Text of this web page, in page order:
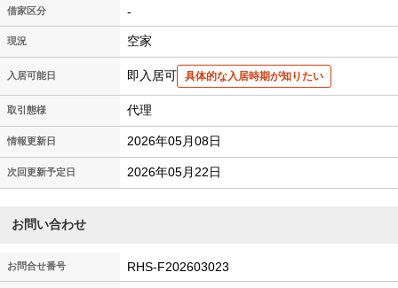
借家区分 -
現況 空家
入居可能日 即入居可 具体的な入居時期が知りたい
取引態様 代理
情報更新日 2026年05月08日
次回更新予定日 2026年05月22日
お問い合わせ
お問合せ番号 RHS-F202603023